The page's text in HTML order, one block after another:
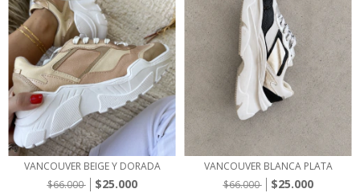
VANCOUVER BEIGE Y DORADA
$66.000
$25.000
VANCOUVER BLANCA PLATA
$66.000
$25.000